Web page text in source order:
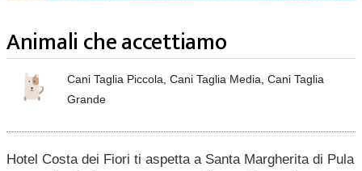
Animali che accettiamo
Cani Taglia Piccola, Cani Taglia Media, Cani Taglia
Grande
Hotel Costa dei Fiori ti aspetta a Santa Margherita di Pula